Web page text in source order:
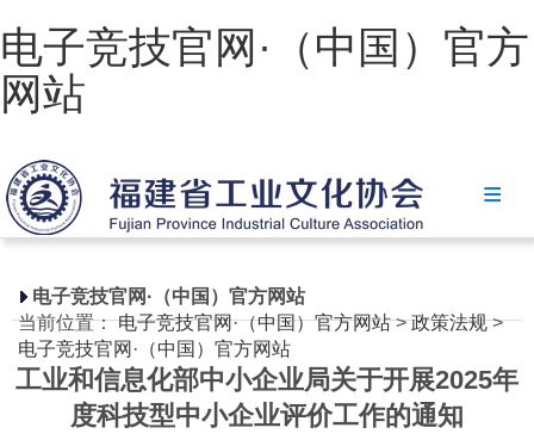
电子竞技官网·（中国）官方
网站
电子竞技官网·（中国）官方网站
协会简介
政策法规
电子竞技官网·（中国）官方网站
省级政策
电子竞技官网·（中国）官方网站
当前位置：电子竞技官网·（中国）官方网站>政策法规>
电子竞技官网·（中国）官方网站
工业和信息化部中小企业局关于开展2025年
度科技型中小企业评价工作的通知